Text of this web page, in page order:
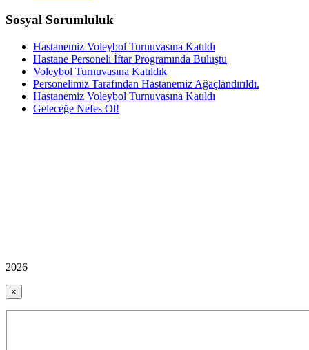
Sosyal Sorumluluk
Hastanemiz Voleybol Turnuvasına Katıldı
Hastane Personeli İftar Programında Buluştu
Voleybol Turnuvasına Katıldık
Personelimiz Tarafından Hastanemiz Ağaçlandırıldı.
Hastanemiz Voleybol Turnuvasına Katıldı
Geleceğe Nefes Ol!
2026
×